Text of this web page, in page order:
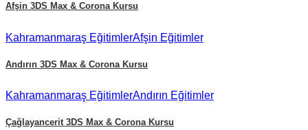
Afşin 3DS Max & Corona Kursu
Kahramanmaraş EğitimlerAfşin Eğitimler
Andırın 3DS Max & Corona Kursu
Kahramanmaraş EğitimlerAndırın Eğitimler
Çağlayancerit 3DS Max & Corona Kursu